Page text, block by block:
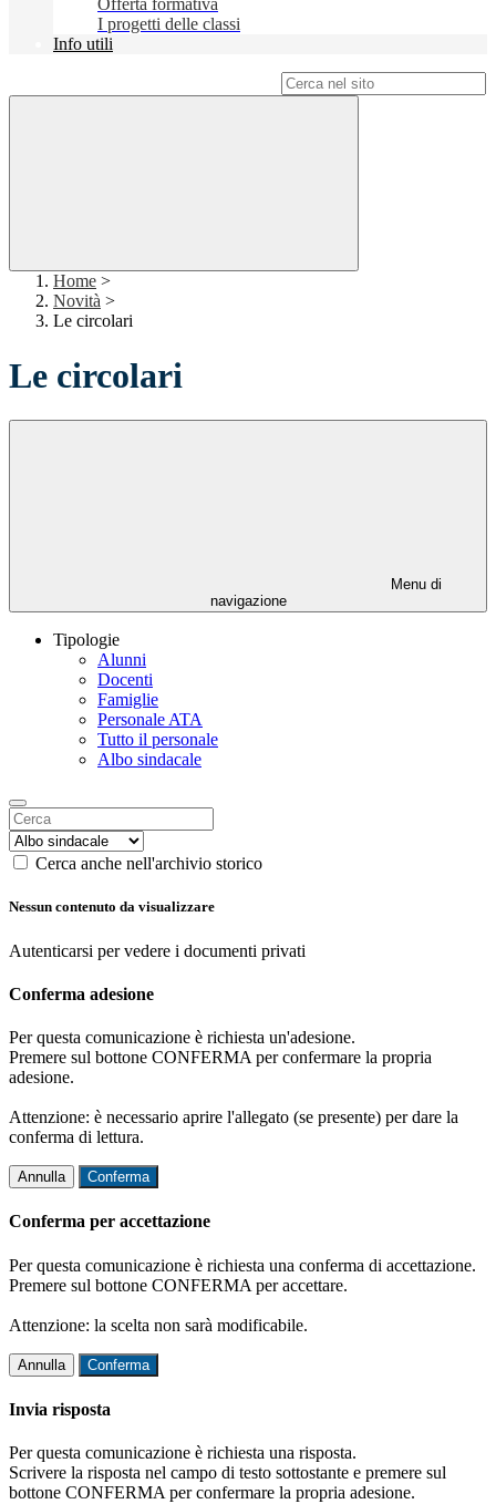
Offerta formativa
I progetti delle classi
Info utili
Home >
Novità >
Le circolari
Le circolari
Menu di
navigazione
Tipologie
Alunni
Docenti
Famiglie
Personale ATA
Tutto il personale
Albo sindacale
Cerca anche nell'archivio storico
Nessun contenuto da visualizzare
Autenticarsi per vedere i documenti privati
Conferma adesione
Per questa comunicazione è richiesta un'adesione.
Premere sul bottone CONFERMA per confermare la propria
adesione.
Attenzione: è necessario aprire l'allegato (se presente) per dare la
conferma di lettura.
Annulla Conferma
Conferma per accettazione
Per questa comunicazione è richiesta una conferma di accettazione.
Premere sul bottone CONFERMA per accettare.
Attenzione: la scelta non sarà modificabile.
Annulla Conferma
Invia risposta
Per questa comunicazione è richiesta una risposta.
Scrivere la risposta nel campo di testo sottostante e premere sul
bottone CONFERMA per confermare la propria adesione.